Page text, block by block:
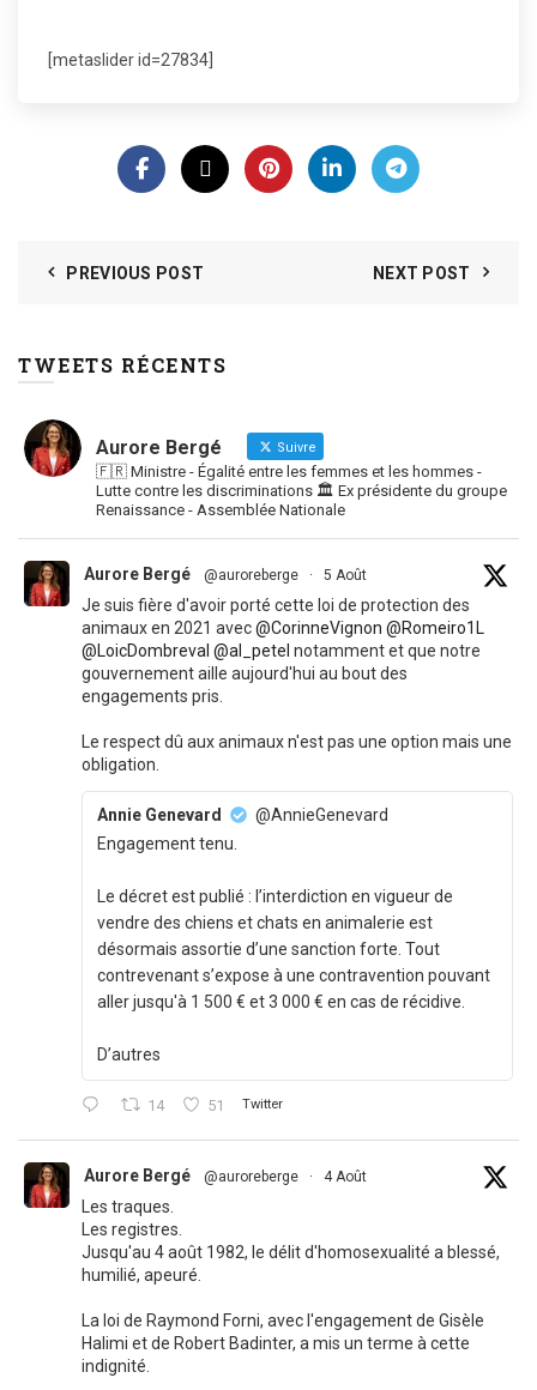
[metaslider id=27834]
PREVIOUS POST NEXT POST
TWEETS RÉCENTS
Aurore Bergé Suivre
🇫🇷 Ministre - Égalité entre les femmes et les hommes -
Lutte contre les discriminations 🏛 Ex présidente du groupe
Renaissance - Assemblée Nationale
Aurore Bergé @auroreberge · 5 Août
Je suis fière d'avoir porté cette loi de protection des
animaux en 2021 avec@CorinneVignon @Romeiro1L
@LoicDombreval @al_petel notamment et que notre
gouvernement aille aujourd'hui au bout des
engagements pris.
Le respect dû aux animaux n'est pas une option mais une
obligation.
Annie Genevard
@AnnieGenevard
Engagement tenu.
Le décret est publié : l’interdiction en vigueur de
vendre des chiens et chats en animalerie est
désormais assortie d’une sanction forte. Tout
contrevenant s’expose à une contravention pouvant
aller jusqu'à 1 500 € et 3 000 € en cas de récidive.
D’autres
14 51 Twitter
Aurore Bergé @auroreberge · 4 Août
Les traques.
Les registres.
Jusqu'au 4 août 1982, le délit d'homosexualité a blessé,
humilié, apeuré.
La loi de Raymond Forni, avec l'engagement de Gisèle
Halimi et de Robert Badinter, a mis un terme à cette
indignité.